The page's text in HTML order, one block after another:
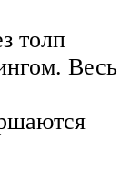
толп
Весь